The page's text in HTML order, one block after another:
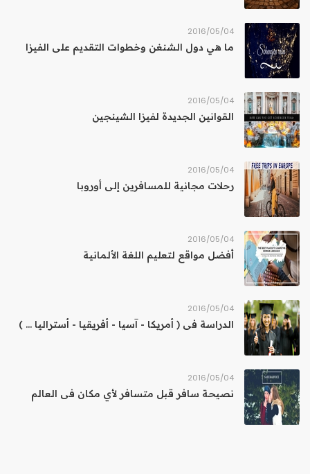
04‏/05‏/2016
ما هي دول الشنغن وخطوات التقديم على الفيزا
04‏/05‏/2016
القوانين الجديدة لفيزا الشينجين
04‏/05‏/2016
رحلات مجانية للمسافرين إلى أوروبا
04‏/05‏/2016
أفضل مواقع لتعليم اللغة الألمانية
04‏/05‏/2016
الدراسة فى ( أمريكا - آسيا - أفريقيا - أستراليا ... )
04‏/05‏/2016
نصيحة سافر قبل متسافر لأي مكان فى العالم